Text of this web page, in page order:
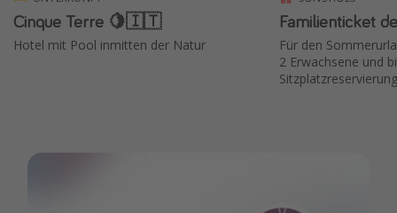
Cinque Terre 🍋🇮🇹
Hotel mit Pool inmitten der Natur
Familienticket
Für den
2 Erwachsene und
Sitzplatzreservierung